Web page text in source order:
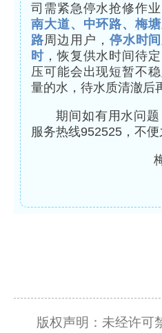
司需紧急停水抢修作
南大道、中环路、梅
路周边用户， 停水时
时，恢复供水时间待
压可能会出现短暂不
量的水，待水质清澈后
期间如有用水问
服务热线952525，不便
版权声明：未经许可